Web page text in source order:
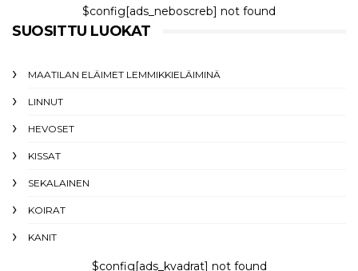
$config[ads_neboscreb] not found
SUOSITTU LUOKAT
MAATILAN ELÄIMET LEMMIKKIELÄIMINÄ
LINNUT
HEVOSET
KISSAT
SEKALAINEN
KOIRAT
KANIT
$config[ads_kvadrat] not found